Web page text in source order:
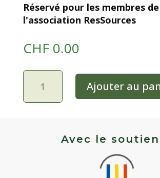
Réservé pour les membres de
l'association ResSources
CHF0.00
quantité
Engrain
Ajouter au
Avec le